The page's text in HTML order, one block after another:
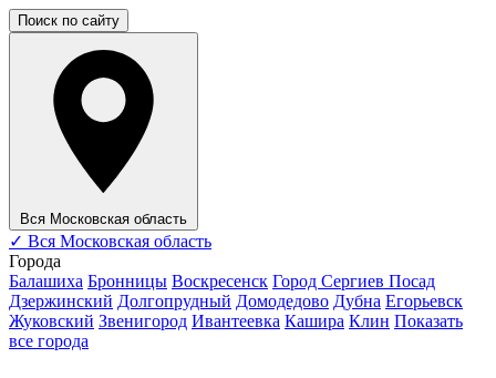
Поиск по сайту
Вся Московская область
✓ Вся Московская область
Города
Балашиха Бронницы Воскресенск Город Сергиев Посад
Дзержинский Долгопрудный Домодедово Дубна Егорьевск
Жуковский Звенигород Ивантеевка Кашира Клин Показать
все города